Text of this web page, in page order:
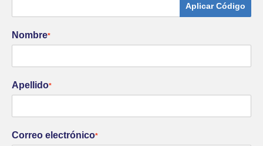
Aplicar Código
Nombre*
Apellido*
Correo electrónico*